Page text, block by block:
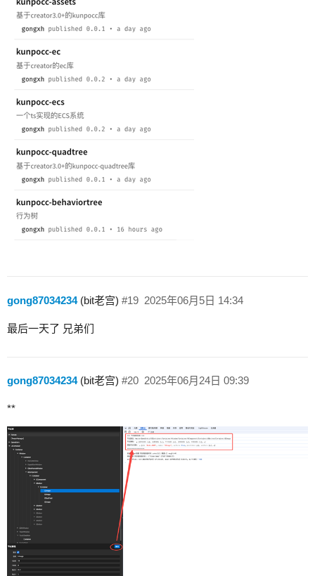
gong87034234(bit老宫) 2025年06月5日 14:34
#19
最后一天了 兄弟们
gong87034234(bit老宫) 2025年06月24日 09:39
#20
**